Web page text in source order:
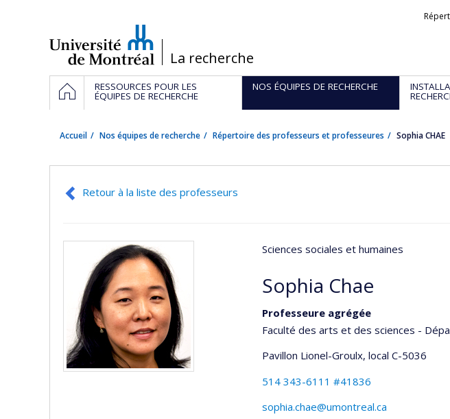
/La recherche
Navigation
principale
ACCUEILRESSOURCES POUR LES
ÉQUIPES DE RECHERCHE
NOS ÉQUIPES DE RECHERCHE
Accueil Nos équipes de recherche Répertoire des professeurs et professeures Sophia CHAE
Retour à la liste des professeurs
Sciences sociales et humaines
Sophia Chae
Professeure agrégée
Faculté des arts et des sciences -
Pavillon Lionel-Groulx, local C-5036
514 343-6111 #41836
sophia.chae@umontreal.ca